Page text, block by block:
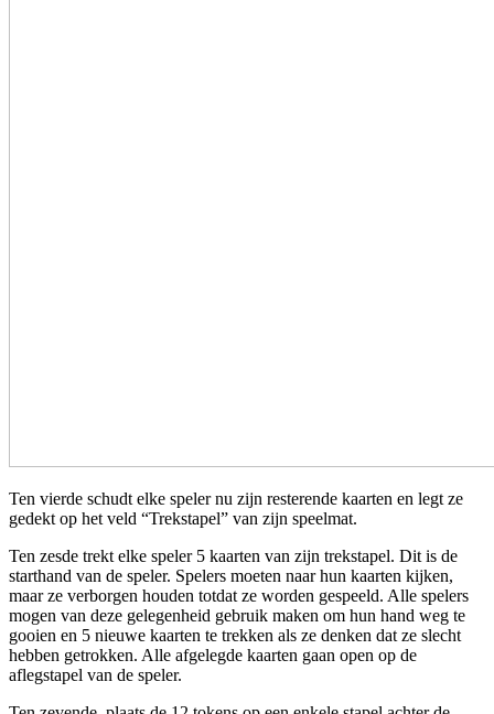
Ten vierde schudt elke speler nu zijn resterende kaarten en legt ze
gedekt op het veld “Trekstapel” van zijn speelmat.
Ten zesde trekt elke speler 5 kaarten van zijn trekstapel. Dit is de
starthand van de speler. Spelers moeten naar hun kaarten kijken,
maar ze verborgen houden totdat ze worden gespeeld. Alle spelers
mogen van deze gelegenheid gebruik maken om hun hand weg te
gooien en 5 nieuwe kaarten te trekken als ze denken dat ze slecht
hebben getrokken. Alle afgelegde kaarten gaan open op de
aflegstapel van de speler.